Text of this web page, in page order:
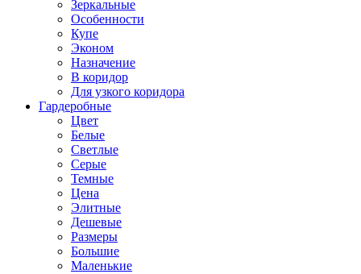
Зеркальные
Особенности
Купе
Эконом
Назначение
В коридор
Для узкого коридора
Гардеробные
Цвет
Белые
Светлые
Серые
Темные
Цена
Элитные
Дешевые
Размеры
Большие
Маленькие